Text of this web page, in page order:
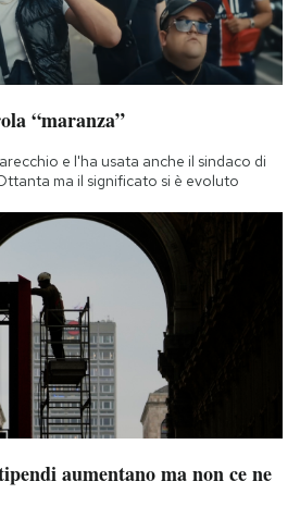
“maranza”
e l'ha usata anche il sindaco di
ma il significato si è evoluto
aumentano ma non ce ne